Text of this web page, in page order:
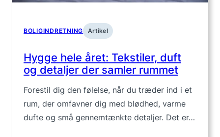
BOLIGINDRETNING Artikel
Hygge hele året: Tekstiler, duft
og detaljer der samler rummet
Forestil dig den følelse, når du træder ind i et
rum, der omfavner dig med blødhed, varme
dufte og små gennemtænkte detaljer. Det er…